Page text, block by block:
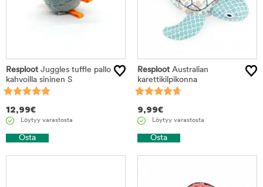
Resploot Juggles tuffle pallo
kahvoilla sininen S
12,99€
Löytyy varastosta
Osta
Resploot Australian
karettikilpikonna
9,99€
Löytyy varastosta
Osta